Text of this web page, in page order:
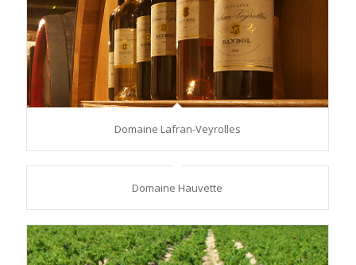
Domaine Lafran-Veyrolles
Domaine Hauvette